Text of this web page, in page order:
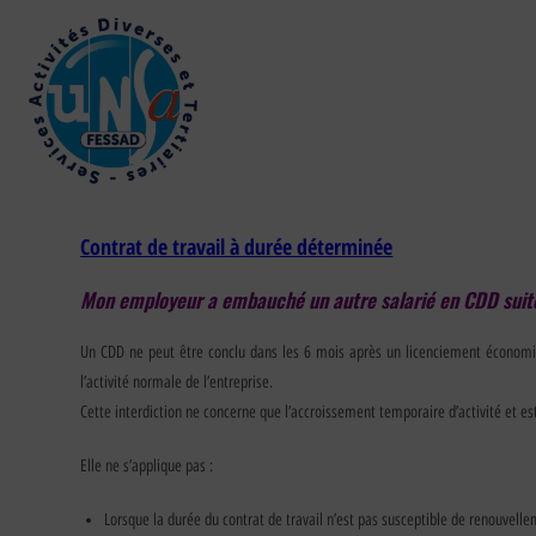
Contrat de travail à durée déterminée
Mon employeur a embauché un autre salarié en CDD
Un CDD ne peut être conclu dans les 6 mois après un licenciement
l’activité normale de l’entreprise.
Cette interdiction ne concerne que l’accroissement temporaire d’activité et
Elle ne s’applique pas :
Lorsque la durée du contrat de travail n’est pas susceptible de